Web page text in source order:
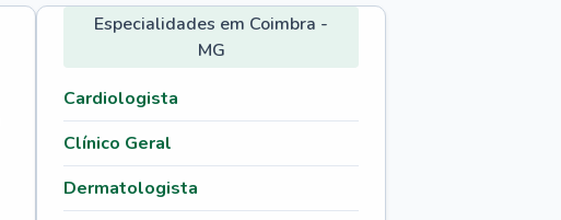
Especialidades em Coimbra -
MG
Cardiologista
Clínico Geral
Dermatologista